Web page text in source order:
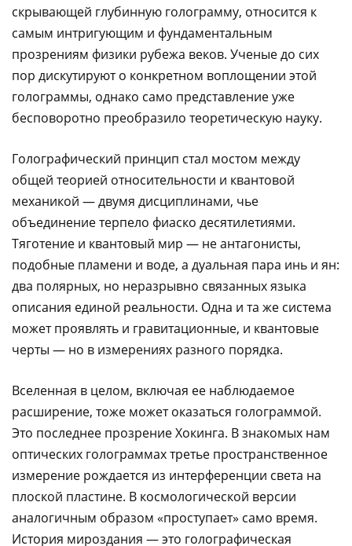
скрывающей глубинную голограмму, относится к
самым интригующим и фундаментальным
прозрениям физики рубежа веков. Ученые до сих
пор дискутируют о конкретном воплощении этой
голограммы, однако само представление уже
бесповоротно преобразило теоретическую науку.
Голографический принцип стал мостом между
общей теорией относительности и квантовой
механикой — двумя дисциплинами, чье
объединение терпело фиаско десятилетиями.
Тяготение и квантовый мир — не антагонисты,
подобные пламени и воде, а дуальная пара инь и ян:
два полярных, но неразрывно связанных языка
описания единой реальности. Одна и та же система
может проявлять и гравитационные, и квантовые
черты — но в измерениях разного порядка.
Вселенная в целом, включая ее наблюдаемое
расширение, тоже может оказаться голограммой.
Это последнее прозрение Хокинга. В знакомых нам
оптических голограммах третье пространственное
измерение рождается из интерференции света на
плоской пластине. В космологической версии
аналогичным образом «проступает» само время.
История мироздания — это голографическая